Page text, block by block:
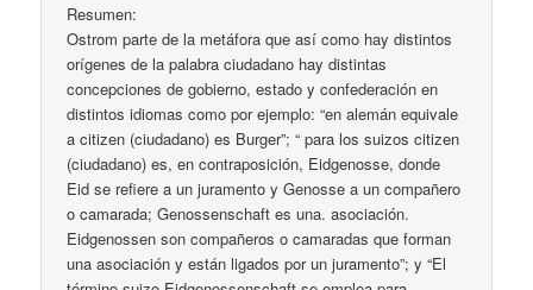
Resumen:
Ostrom parte de la metáfora que así como hay distintos
orígenes de la palabra ciudadano hay distintas
concepciones de gobierno, estado y confederación en
distintos idiomas como por ejemplo: “en alemán equivale
a citizen (ciudadano) es Burger”; “ para los suizos citizen
(ciudadano) es, en contraposición, Eidgenosse, donde
Eid se refiere a un juramento y Genosse a un compañero
o camarada; Genossenschaft es una. asociación.
Eidgenossen son compañeros o camaradas que forman
una asociación y están ligados por un juramento”; y “El